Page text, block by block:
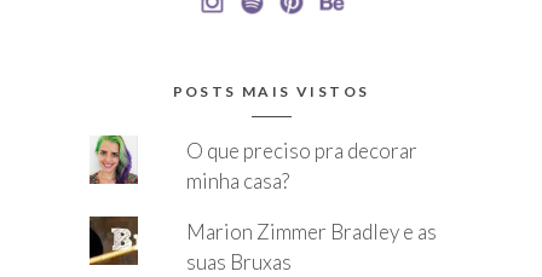
POSTS MAIS VISTOS
O que preciso pra decorar
minha casa?
Marion Zimmer Bradley e as
suas Bruxas